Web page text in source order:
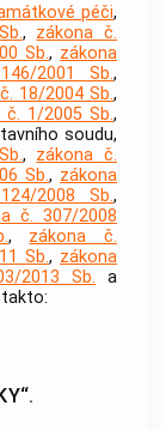
péči,
, zákona č.
Sb., zákona
2001 Sb.,
18/2004 Sb.,
č. 1/2005 Sb.,
soudu,
, zákona č.
Sb., zákona
2008 Sb.,
č. 307/2008
, zákona č.
Sb., zákona
2013 Sb. a